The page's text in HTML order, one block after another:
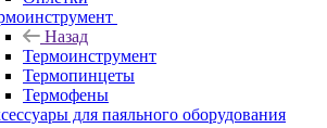
Назад
Термоинструмент
Термопинцеты
Термофены
для паяльного оборудования